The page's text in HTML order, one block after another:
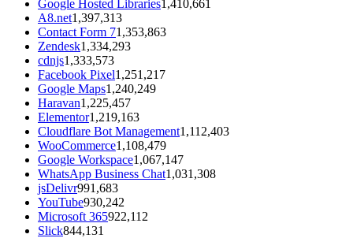
Google Hosted Libraries1,410,661
A8.net1,397,313
Contact Form 71,353,863
Zendesk1,334,293
cdnjs1,333,573
Facebook Pixel1,251,217
Google Maps1,240,249
Haravan1,225,457
Elementor1,219,163
Cloudflare Bot Management1,112,403
WooCommerce1,108,479
Google Workspace1,067,147
WhatsApp Business Chat1,031,308
jsDelivr991,683
YouTube930,242
Microsoft 365922,112
Slick844,131